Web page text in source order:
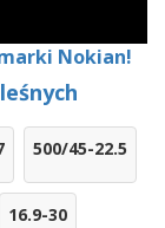
Nokian!
500/45-22.5
16.9-30